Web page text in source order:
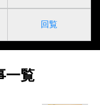
回覧
一覧